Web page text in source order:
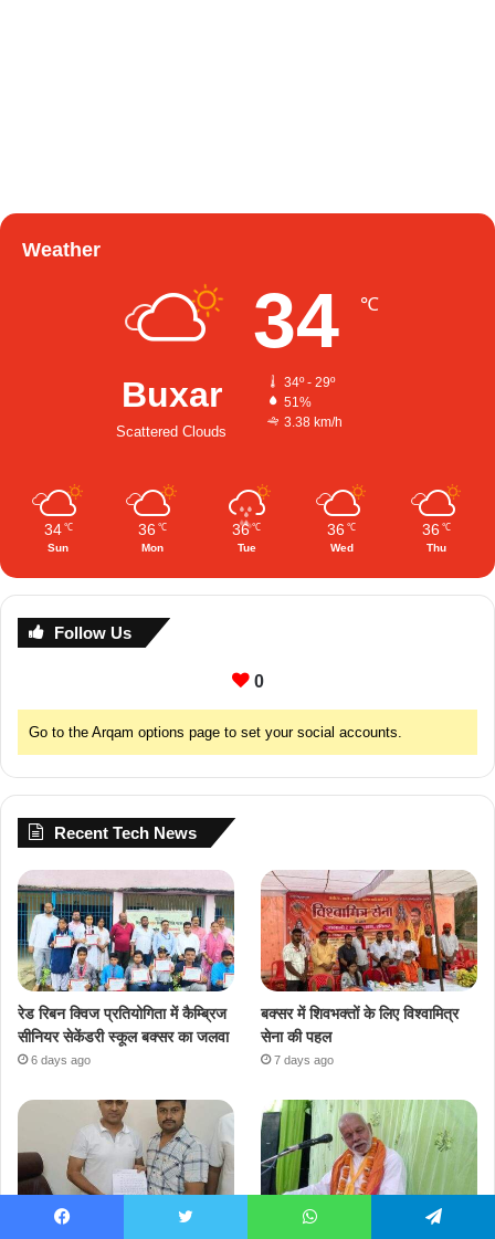
Weather
Buxar
Scattered Clouds
34 ℃
34º - 29º
51%
3.38 km/h
34 ℃
Sun
36 ℃
Mon
36 ℃
Tue
36 ℃
Wed
36 ℃
Thu
Follow Us
0
Go to the Arqam options page to set your social accounts.
Recent Tech News
रेड रिबन क्विज प्रतियोगिता में कैम्ब्रिज
सीनियर सेकेंडरी स्कूल बक्सर का जलवा
6 days ago
बक्सर में शिवभक्तों के लिए विश्वामित्र
सेना की पहल
7 days ago